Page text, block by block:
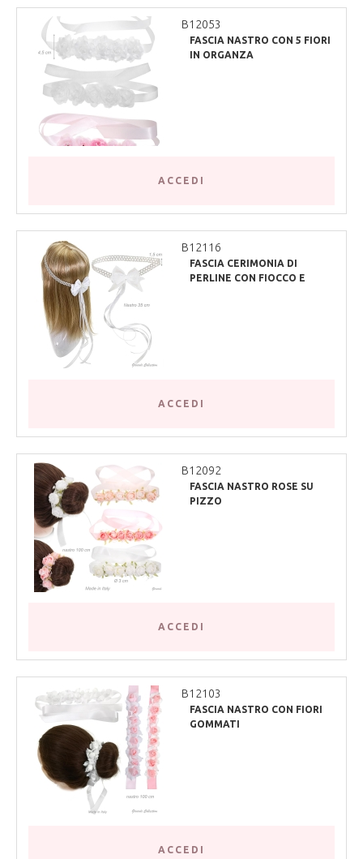
B12053
FASCIA NASTRO CON 5 FIORI
IN ORGANZA
ACCEDI
B12116
FASCIA CERIMONIA DI
PERLINE CON FIOCCO E
ACCEDI
B12092
FASCIA NASTRO ROSE SU
PIZZO
ACCEDI
B12103
FASCIA NASTRO CON FIORI
GOMMATI
ACCEDI